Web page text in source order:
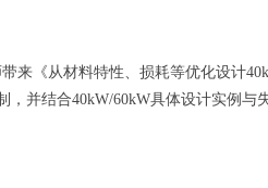
《从材料特性、损耗等优化设计
并结合40kW/60kW具体设计实例与